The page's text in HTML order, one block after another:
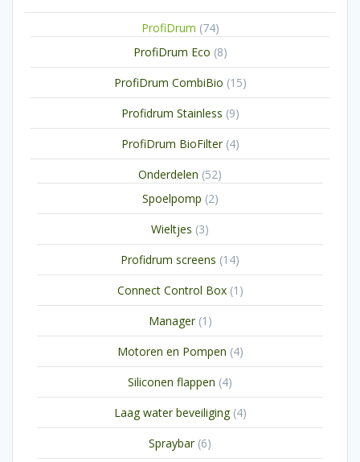
ProfiDrum 7474
ProfiDrum Eco 88
producten
ProfiDrum CombiBio 1515
producten
Profidrum Stainless 99
producten
ProfiDrum BioFilter 44
producten
Onderdelen 5252
Spoelpomp 22
producten
Wieltjes 33
producten
Profidrum screens 1414
producten
Connect Control Box 1 1
product
Manager 1 1
product
Motoren en Pompen 44
producten
Siliconen flappen 44
producten
Laag water beveiliging 44
producten
Spraybar 66